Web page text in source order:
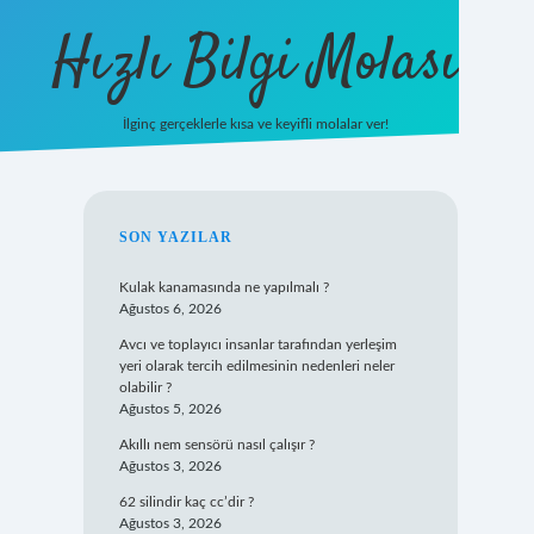
Hızlı Bilgi Molası
İlginç gerçeklerle kısa ve keyifli molalar ver!
SIDEBAR
SON YAZILAR
Kulak kanamasında ne yapılmalı ?
Ağustos 6, 2026
Avcı ve toplayıcı insanlar tarafından yerleşim
yeri olarak tercih edilmesinin nedenleri neler
olabilir ?
Ağustos 5, 2026
Akıllı nem sensörü nasıl çalışır ?
Ağustos 3, 2026
62 silindir kaç cc’dir ?
Ağustos 3, 2026